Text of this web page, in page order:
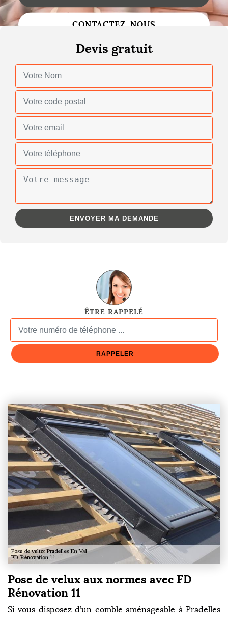
Changement de toiture
Gouttières
Réparation de toiture
CONTACTEZ-NOUS
Devis gratuit
ÊTRE RAPPELÉ
Pose de velux aux normes avec FD
Rénovation 11
Si vous disposez d’un comble aménageable à Pradelles